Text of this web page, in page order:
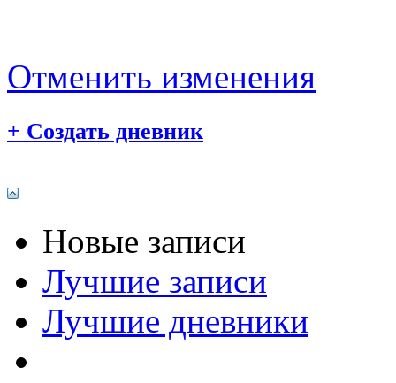
Отменить изменения
+ Создать дневник
Новые записи
Лучшие записи
Лучшие дневники